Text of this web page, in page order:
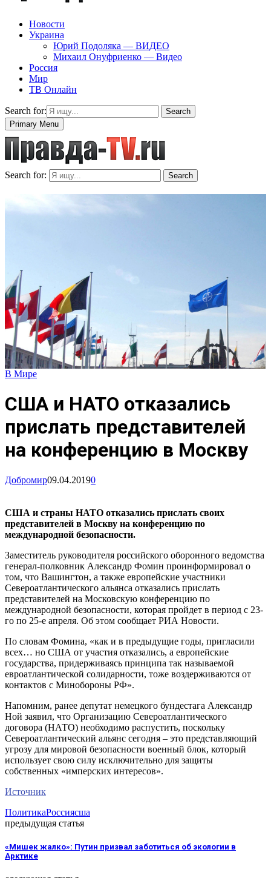
Новости
Украина
Юрий Подоляка — ВИДЕО
Михаил Онуфриенко — Видео
Россия
Мир
ТВ Онлайн
Search for:
Search
Primary Menu
Search for: Search
В Мире
США и НАТО отказались
прислать представителей
на конференцию в Москву
Добромир09.04.20190
США и страны НАТО отказались прислать своих
представителей в Москву на конференцию по
международной безопасности.
Заместитель руководителя российского оборонного ведомства
генерал-полковник Александр Фомин проинформировал о
том, что Вашингтон, а также европейские участники
Североатлантического альянса отказались прислать
представителей на Московскую конференцию по
международной безопасности, которая пройдет в период с 23-
го по 25-е апреля. Об этом сообщает РИА Новости.
По словам Фомина, «как и в предыдущие годы, пригласили
всех… но США от участия отказались, а европейские
государства, придерживаясь принципа так называемой
евроатлантической солидарности, тоже воздерживаются от
контактов с Минобороны РФ».
Напомним, ранее депутат немецкого бундестага Александр
Ной заявил, что Организацию Североатлантического
договора (НАТО) необходимо распустить, поскольку
Североатлантический альянс сегодня – это представляющий
угрозу для мировой безопасности военный блок, который
использует свою силу исключительно для защиты
собственных «имперских интересов».
Источник
ПолитикаРоссиясша
предыдущая статья
«Мишек жалко»: Путин призвал заботиться об экологии в
Арктике